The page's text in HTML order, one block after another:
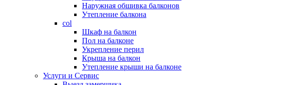
Наружная обшивка балконов
Утепление балкона
col
Шкаф на балкон
Пол на балконе
Укрепление перил
Крыша на балкон
Утепление крыши на балконе
Услуги и Сервис